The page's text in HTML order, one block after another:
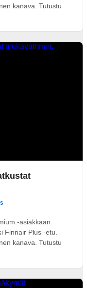
kanava. Tutustu
-asiakkaan
Finnair Plus -etu.
kanava. Tutustu